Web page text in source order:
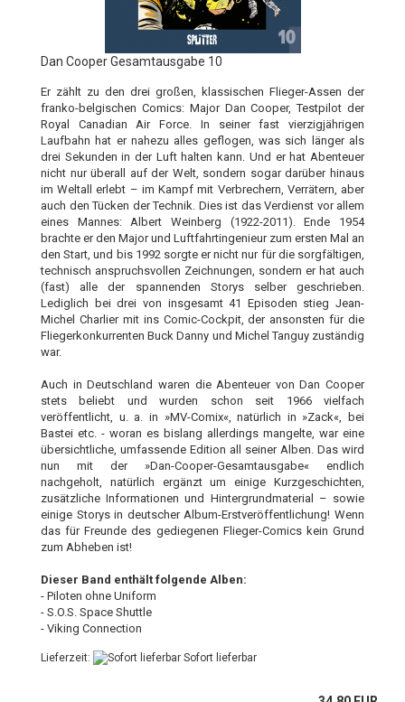
Dan Cooper Gesamtausgabe 10
Er zählt zu den drei großen, klassischen Flieger-Assen der
franko-belgischen Comics: Major Dan Cooper, Testpilot der
Royal Canadian Air Force. In seiner fast vierzigjährigen
Laufbahn hat er nahezu alles geflogen, was sich länger als
drei Sekunden in der Luft halten kann. Und er hat Abenteuer
nicht nur überall auf der Welt, sondern sogar darüber hinaus
im Weltall erlebt – im Kampf mit Verbrechern, Verrätern, aber
auch den Tücken der Technik. Dies ist das Verdienst vor allem
eines Mannes: Albert Weinberg (1922-2011). Ende 1954
brachte er den Major und Luftfahrtingenieur zum ersten Mal an
den Start, und bis 1992 sorgte er nicht nur für die sorgfältigen,
technisch anspruchsvollen Zeichnungen, sondern er hat auch
(fast) alle der spannenden Storys selber geschrieben.
Lediglich bei drei von insgesamt 41 Episoden stieg Jean-
Michel Charlier mit ins Comic-Cockpit, der ansonsten für die
Fliegerkonkurrenten Buck Danny und Michel Tanguy zuständig
war.
Auch in Deutschland waren die Abenteuer von Dan Cooper
stets beliebt und wurden schon seit 1966 vielfach
veröffentlicht, u. a. in »MV-Comix«, natürlich in »Zack«, bei
Bastei etc. - woran es bislang allerdings mangelte, war eine
übersichtliche, umfassende Edition all seiner Alben. Das wird
nun mit der »Dan-Cooper-Gesamtausgabe« endlich
nachgeholt, natürlich ergänzt um einige Kurzgeschichten,
zusätzliche Informationen und Hintergrundmaterial – sowie
einige Storys in deutscher Album-Erstveröffentlichung! Wenn
das für Freunde des gediegenen Flieger-Comics kein Grund
zum Abheben ist!
Dieser Band enthält folgende Alben:
- Piloten ohne Uniform
- S.O.S. Space Shuttle
- Viking Connection
Lieferzeit: Sofort lieferbar